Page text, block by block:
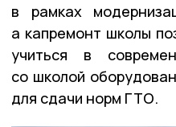
в рамках
а капремонт школы
учиться в
со школой
для сдачи норм ГТО.